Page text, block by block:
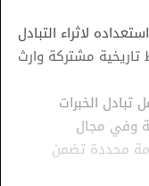
لاثراء التبادل
تاريخية مشتركة وارث
الخبرات
وفي مجال
محددة تضمن